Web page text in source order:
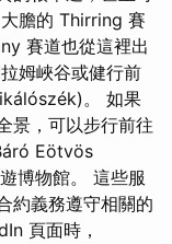
膽的 Thirring 賽
賽道也從這裡出
姆峽谷或健行前
。 如果
景，可以步行前往
Eötvös
博物館。 這些服
約義務遵守相關的
頁面時，